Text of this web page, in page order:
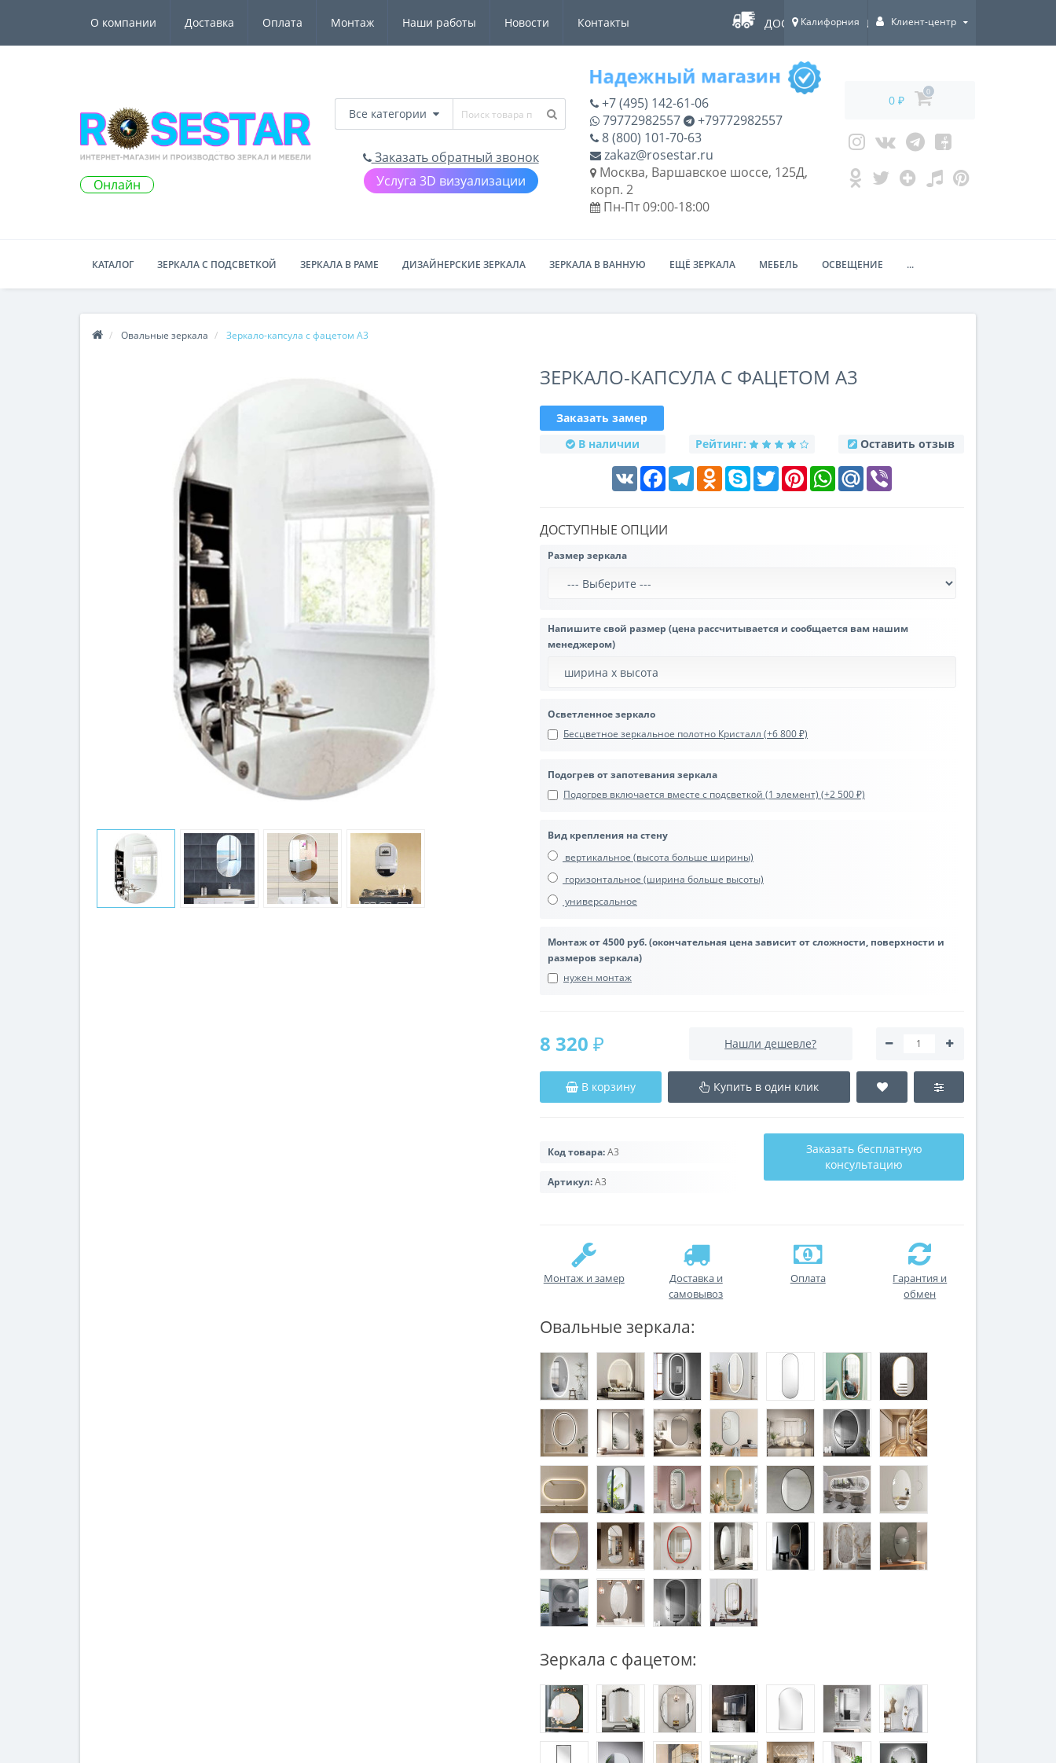
О компании Доставка Оплата Монтаж Наши работы Новости Контакты ДОСТАВКА ПО ВСЕЙ РОССИИ!
Калифорния Клиент-центр
Онлайн
Все категории
Заказать обратный звонок
Услуга 3D визуализации
+7 (495) 142-61-06
79772982557
+79772982557
8 (800) 101-70-63
zakaz@rosestar.ru
Москва, Варшавское шоссе, 125Д,
корп. 2
Пн-Пт 09:00-18:00
0 ₽
0
КАТАЛОГ ЗЕРКАЛА С ПОДСВЕТКОЙ ЗЕРКАЛА В РАМЕ ДИЗАЙНЕРСКИЕ ЗЕРКАЛА ЗЕРКАЛА В ВАННУЮ ЕЩЁ ЗЕРКАЛА МЕБЕЛЬ ОСВЕЩЕНИЕ ...
Овальные зеркала Зеркало-капсула с фацетом A3
ЗЕРКАЛО-КАПСУЛА С ФАЦЕТОМ A3
Заказать замер
В наличии
Рейтинг: Оставить отзыв
VK FacebookTelegramOdnoklassniki
Skype Twitter PinterestWhatsAppMail.Ru
ДОСТУПНЫЕ ОПЦИИ
Размер зеркала
Напишите свой размер (цена рассчитывается и сообщается вам нашим
менеджером)
Осветленное зеркало
Бесцветное зеркальное полотно Кристалл (+6 800 ₽)
Подогрев от запотевания зеркала
Подогрев включается вместе с подсветкой (1 элемент) (+2 500 ₽)
Вид крепления на стену
вертикальное (высота больше ширины)
горизонтальное (ширина больше высоты)
универсальное
Монтаж от 4500 руб. (окончательная цена зависит от сложности, поверхности и
размеров зеркала)
нужен монтаж
8 320 ₽ Нашли дешевле?
В корзину Купить в один клик
Код товара:A3
Артикул:A3
Заказать бесплатную
консультацию
Монтаж и замер
Доставка и
самовывоз
Оплата
Гарантия и
обмен
Овальные зеркала:
Зеркала с фацетом: